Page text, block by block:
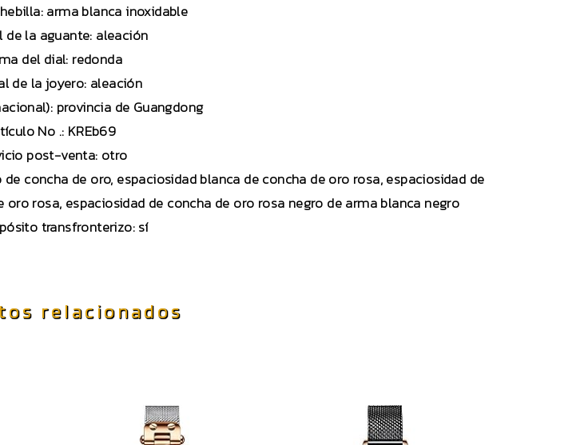
arma blanca inoxidable
de la aguante: aleación
del dial: redonda
de la joyero: aleación
provincia de Guangdong
No .: KREb69
post-venta: otro
concha de oro, espaciosidad blanca de concha de oro rosa, espaciosidad de
rosa, espaciosidad de concha de oro rosa negro de arma blanca negro
transfronterizo: sí
relacionados